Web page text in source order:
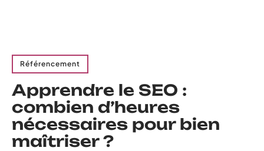
Référencement
Apprendre le SEO :
combien d’heures
nécessaires pour bien
maîtriser ?